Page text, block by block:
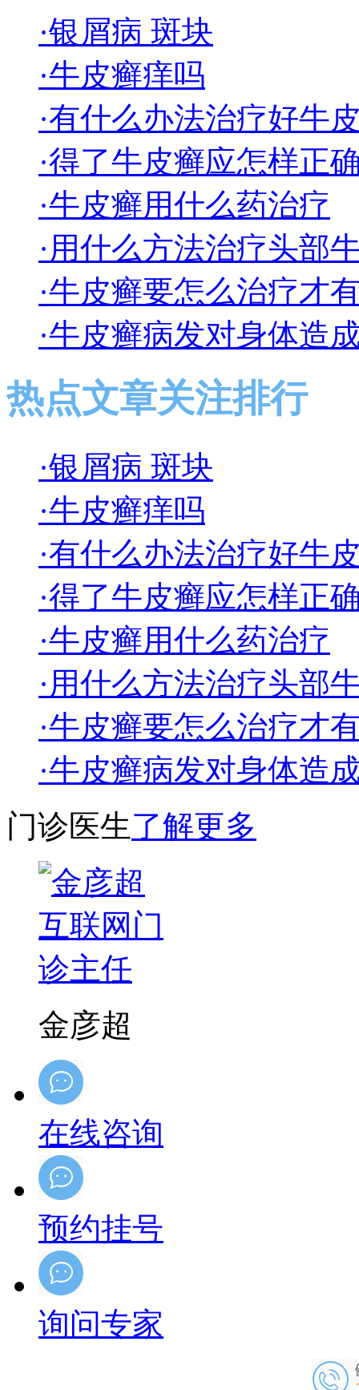
·银屑病 斑块
·牛皮癣痒吗
·有什么办法治疗好牛
·得了牛皮癣应怎样正
·牛皮癣用什么药治疗
·用什么方法治疗头部
·牛皮癣要怎么治疗才
·牛皮癣病发对身体造
热点文章关注排行
·银屑病 斑块
·牛皮癣痒吗
·有什么办法治疗好牛
·得了牛皮癣应怎样正
·牛皮癣用什么药治疗
·用什么方法治疗头部
·牛皮癣要怎么治疗才
·牛皮癣病发对身体造
门诊医生了解更多
金彦超
在线咨询
预约挂号
询问专家